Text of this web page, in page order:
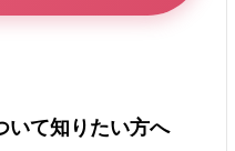
いて知りたい方へ